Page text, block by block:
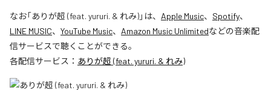
なお「ありが超 (feat. yururi. & れみ)」は、 Apple Music、 Spotify、
LINE MUSIC、 YouTube Music、 Amazon Music Unlimitedなどの音楽配
信サービスで聴くことができる。
各配信サービス： ありが超 (feat. yururi. & れみ)